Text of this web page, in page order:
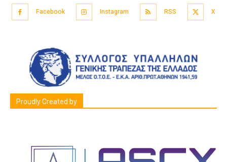
Facebook Instagram RSS X
Proudly Created by